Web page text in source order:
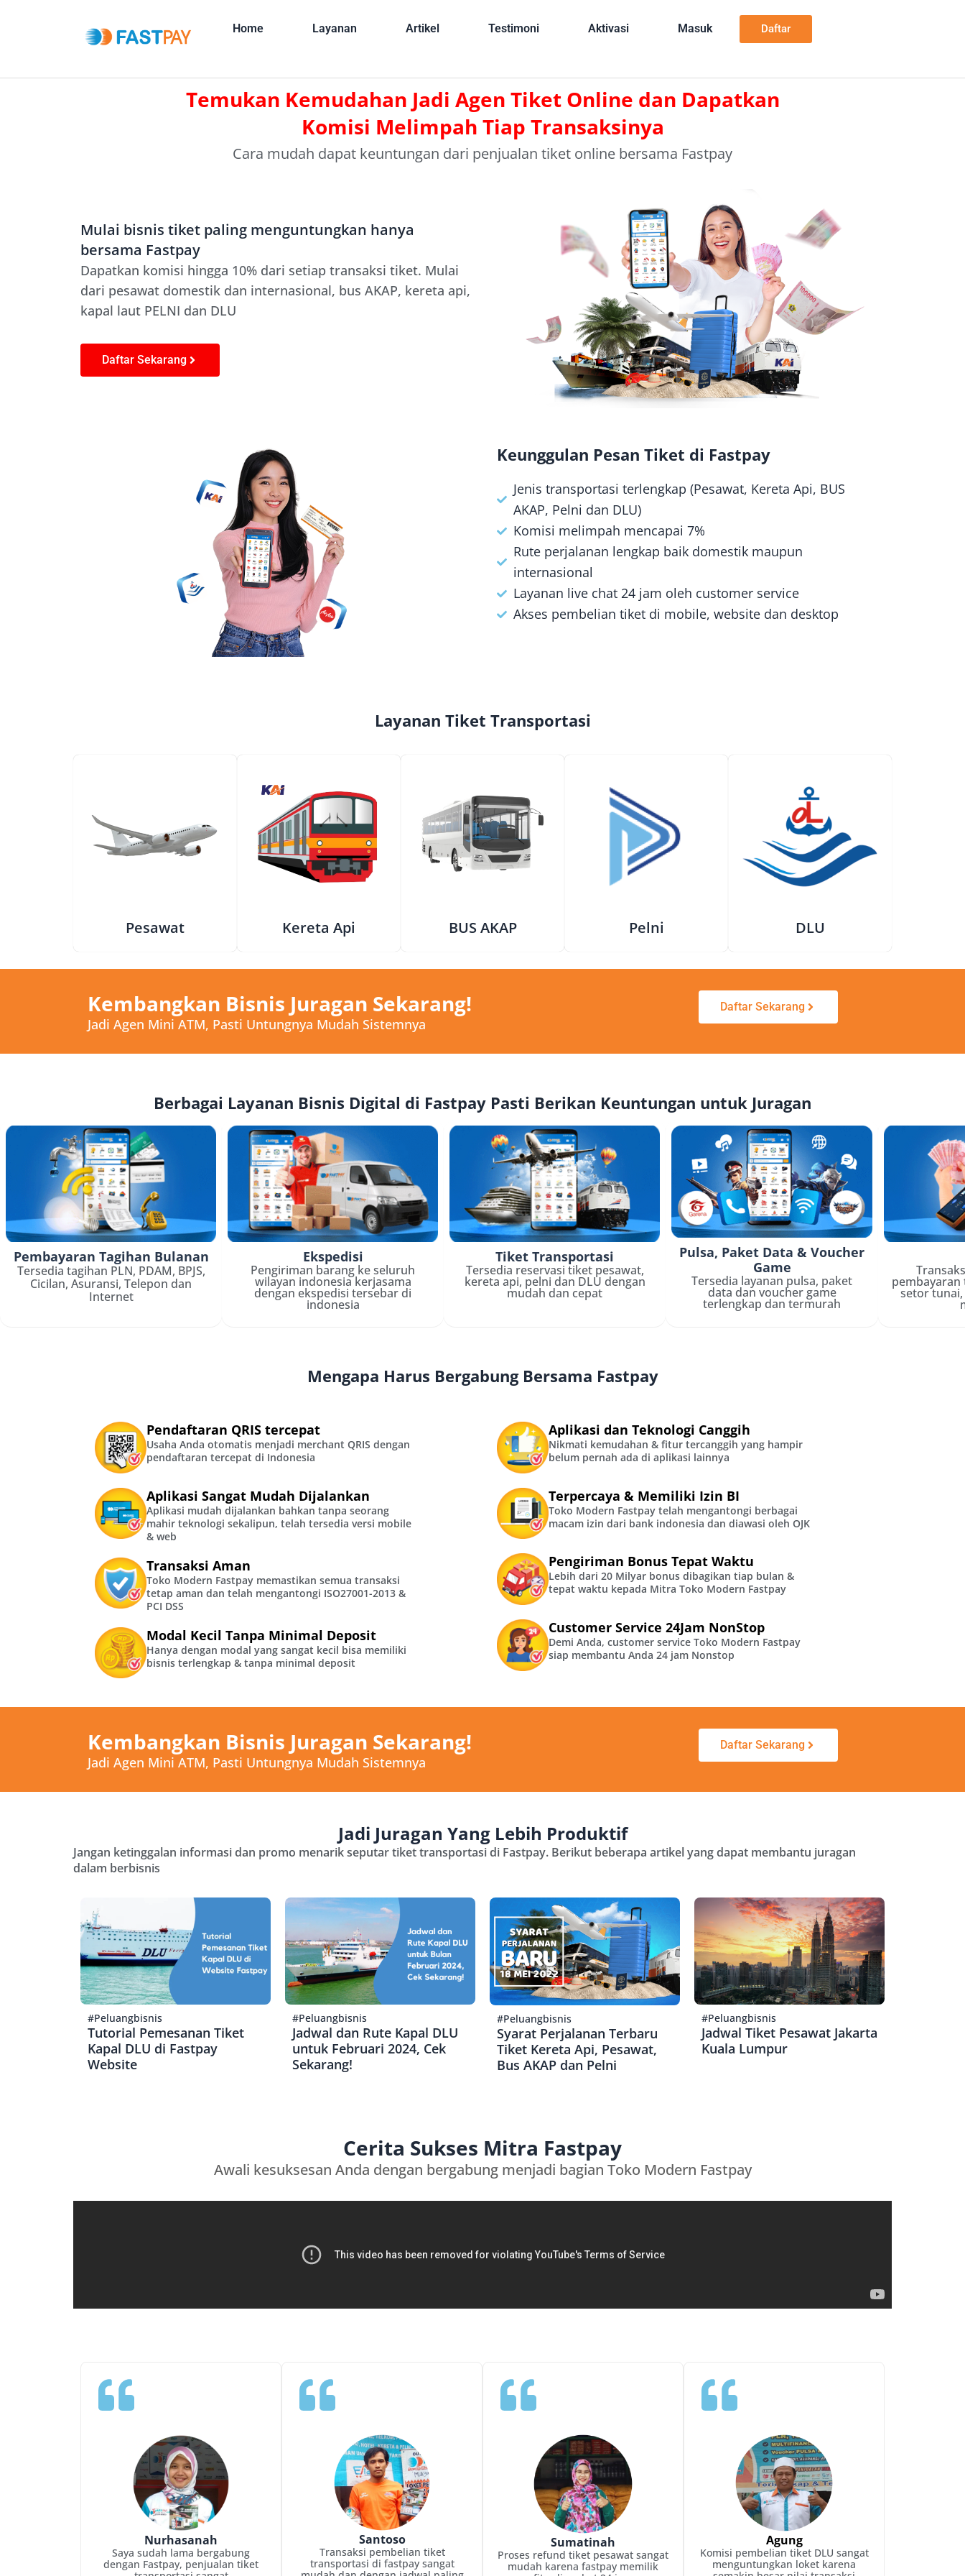
Home Layanan Artikel Testimoni Aktivasi Masuk Daftar
Temukan Kemudahan Jadi Agen Tiket Online dan Dapatkan
Komisi Melimpah Tiap Transaksinya
Cara mudah dapat keuntungan dari penjualan tiket online bersama Fastpay
Mulai bisnis tiket paling menguntungkan hanya
bersama Fastpay
Dapatkan komisi hingga 10% dari setiap transaksi tiket. Mulai
dari pesawat domestik dan internasional, bus AKAP, kereta api,
kapal laut PELNI dan DLU
Daftar Sekarang
Keunggulan Pesan Tiket di Fastpay
Jenis transportasi terlengkap (Pesawat, Kereta Api, BUS
AKAP, Pelni dan DLU)
Komisi melimpah mencapai 7%
Rute perjalanan lengkap baik domestik maupun
internasional
Layanan live chat 24 jam oleh customer service
Akses pembelian tiket di mobile, website dan desktop
Layanan Tiket Transportasi
Pesawat Kereta Api BUS AKAP Pelni DLU
Kembangkan Bisnis Juragan Sekarang!
Jadi Agen Mini ATM, Pasti Untungnya Mudah Sistemnya
Daftar Sekarang
Berbagai Layanan Bisnis Digital di Fastpay Pasti Berikan Keuntungan untuk Juragan
Pembayaran Tagihan Bulanan
Tersedia tagihan PLN, PDAM, BPJS,
Cicilan, Asuransi, Telepon dan
Internet
Ekspedisi
Pengiriman barang ke seluruh
wilayan indonesia kerjasama
dengan ekspedisi tersebar di
indonesia
Tiket Transportasi
Tersedia reservasi tiket pesawat,
kereta api, pelni dan DLU dengan
mudah dan cepat
Pulsa, Paket Data & Voucher
Game
Tersedia layanan pulsa, paket
data dan voucher game
terlengkap dan termurah
setor
Mengapa Harus Bergabung Bersama Fastpay
Pendaftaran QRIS tercepat
Usaha Anda otomatis menjadi merchant QRIS dengan
pendaftaran tercepat di Indonesia
Aplikasi Sangat Mudah Dijalankan
Aplikasi mudah dijalankan bahkan tanpa seorang
mahir teknologi sekalipun, telah tersedia versi mobile
& web
Transaksi Aman
Toko Modern Fastpay memastikan semua transaksi
tetap aman dan telah mengantongi ISO27001-2013 &
PCI DSS
Modal Kecil Tanpa Minimal Deposit
Hanya dengan modal yang sangat kecil bisa memiliki
bisnis terlengkap & tanpa minimal deposit
Aplikasi dan Teknologi Canggih
Nikmati kemudahan & fitur tercanggih yang hampir
belum pernah ada di aplikasi lainnya
Terpercaya & Memiliki Izin BI
Toko Modern Fastpay telah mengantongi berbagai
macam izin dari bank indonesia dan diawasi oleh OJK
Pengiriman Bonus Tepat Waktu
Lebih dari 20 Milyar bonus dibagikan tiap bulan &
tepat waktu kepada Mitra Toko Modern Fastpay
Customer Service 24Jam NonStop
Demi Anda, customer service Toko Modern Fastpay
siap membantu Anda 24 jam Nonstop
Kembangkan Bisnis Juragan Sekarang!
Jadi Agen Mini ATM, Pasti Untungnya Mudah Sistemnya
Daftar Sekarang
Jadi Juragan Yang Lebih Produktif
Jangan ketinggalan informasi dan promo menarik seputar tiket transportasi di Fastpay. Berikut beberapa artikel yang dapat membantu juragan
dalam berbisnis
#Peluangbisnis
Tutorial Pemesanan Tiket
Kapal DLU di Fastpay
Website
#Peluangbisnis
Jadwal dan Rute Kapal DLU
untuk Februari 2024, Cek
Sekarang!
#Peluangbisnis
Syarat Perjalanan Terbaru
Tiket Kereta Api, Pesawat,
Bus AKAP dan Pelni
#Peluangbisnis
Jadwal Tiket Pesawat Jakarta
Kuala Lumpur
Cerita Sukses Mitra Fastpay
Awali kesuksesan Anda dengan bergabung menjadi bagian Toko Modern Fastpay
Nurhasanah
Saya sudah lama bergabung
dengan Fastpay, penjualan tiket
Santoso
Transaksi pembelian tiket
transportasi di fastpay sangat
Sumatinah
Proses refund tiket pesawat sangat
mudah karena fastpay memilik
Agung
Komisi pembelian tiket DLU sangat
menguntungkan loket karena